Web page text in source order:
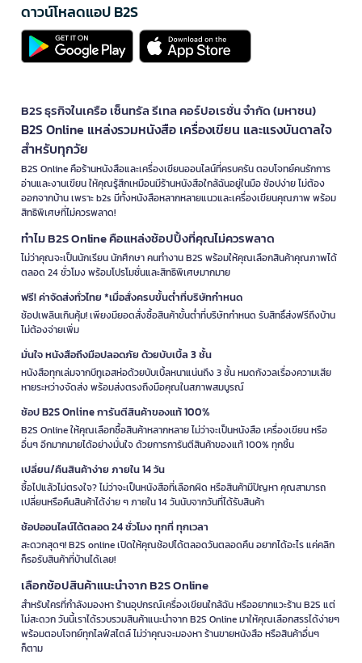
ดาวน์โหลดแอป B2S
B2S ธุรกิจในเครือ เซ็นทรัล รีเทล คอร์ปอเรชั่น จำกัด (มหาชน)
B2S Online แหล่งรวมหนังสือ เครื่องเขียน และแรงบันดาลใจ
สำหรับทุกวัย
B2S Online คือร้านหนังสือและเครื่องเขียนออนไลน์ที่ครบครัน ตอบโจทย์คนรักการ
อ่านและงานเขียน ให้คุณรู้สึกเหมือนมีร้านหนังสือใกล้ฉันอยู่ในมือ ช้อปง่าย ไม่ต้อง
ออกจากบ้าน เพราะ b2s มีทั้งหนังสือหลากหลายแนวและเครื่องเขียนคุณภาพ พร้อม
สิทธิพิเศษที่ไม่ควรพลาด!
ทำไม B2S Online คือแหล่งช้อปปิ้งที่คุณไม่ควรพลาด
ไม่ว่าคุณจะเป็นนักเรียน นักศึกษา คนทำงาน B2S พร้อมให้คุณเลือกสินค้าคุณภาพได้
ตลอด 24 ชั่วโมง พร้อมโปรโมชั่นและสิทธิพิเศษมากมาย
ฟรี! ค่าจัดส่งทั่วไทย *เมื่อสั่งครบขั้นต่ำที่บริษัทกำหนด
ช้อปเพลินเกินคุ้ม! เพียงมียอดสั่งซื้อสินค้าขั้นต่ำที่บริษัทกำหนด รับสิทธิ์ส่งฟรีถึงบ้าน
ไม่ต้องจ่ายเพิ่ม
มั่นใจ หนังสือถึงมือปลอดภัย ด้วยบับเบิ้ล 3 ชั้น
หนังสือทุกเล่มจากบีทูเอสห่อด้วยบับเบิ้ลหนาแน่นถึง 3 ชั้น หมดกังวลเรื่องความเสีย
หายระหว่างจัดส่ง พร้อมส่งตรงถึงมือคุณในสภาพสมบูรณ์
ช้อป B2S Online การันตีสินค้าของแท้ 100%
B2S Online ให้คุณเลือกซื้อสินค้าหลากหลาย ไม่ว่าจะเป็นหนังสือ เครื่องเขียน หรือ
อื่นๆ อีกมากมายได้อย่างมั่นใจ ด้วยการการันตีสินค้าของแท้ 100% ทุกชิ้น
เปลี่ยน/คืนสินค้าง่าย ภายใน 14 วัน
ซื้อไปแล้วไม่ตรงใจ? ไม่ว่าจะเป็นหนังสือที่เลือกผิด หรือสินค้ามีปัญหา คุณสามารถ
เปลี่ยนหรือคืนสินค้าได้ง่าย ๆ ภายใน 14 วันนับจากวันที่ได้รับสินค้า
ช้อปออนไลน์ได้ตลอด 24 ชั่วโมง ทุกที่ ทุกเวลา
สะดวกสุดๆ! B2S online เปิดให้คุณช้อปได้ตลอดวันตลอดคืน อยากได้อะไร แค่คลิก
ก็รอรับสินค้าที่บ้านได้เลย!
เลือกช้อปสินค้าแนะนำจาก B2S Online
สำหรับใครที่กำลังมองหา ร้านอุปกรณ์เครื่องเขียนใกล้ฉัน หรืออยากแวะร้าน B2S แต่
ไม่สะดวก วันนี้เราได้รวบรวมสินค้าแนะนำจาก B2S Online มาให้คุณเลือกสรรได้ง่ายๆ
พร้อมตอบโจทย์ทุกไลฟ์สไตล์ ไม่ว่าคุณจะมองหา ร้านขายหนังสือ หรือสินค้าอื่นๆ
ก็ตาม